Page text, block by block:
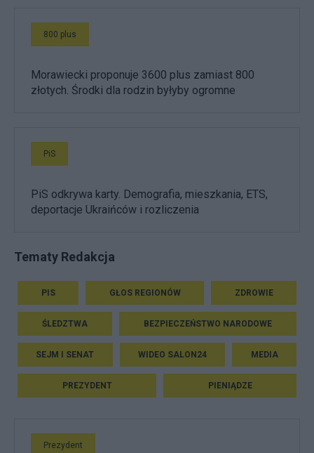
800 plus
Morawiecki proponuje 3600 plus zamiast 800
złotych. Środki dla rodzin byłyby ogromne
PiS
PiS odkrywa karty. Demografia, mieszkania, ETS,
deportacje Ukraińców i rozliczenia
Tematy Redakcja
PIS GŁOS REGIONÓW ZDROWIE
ŚLEDZTWA BEZPIECZEŃSTWO NARODOWE
SEJM I SENAT WIDEO SALON24 MEDIA
PREZYDENT PIENIĄDZE
Prezydent